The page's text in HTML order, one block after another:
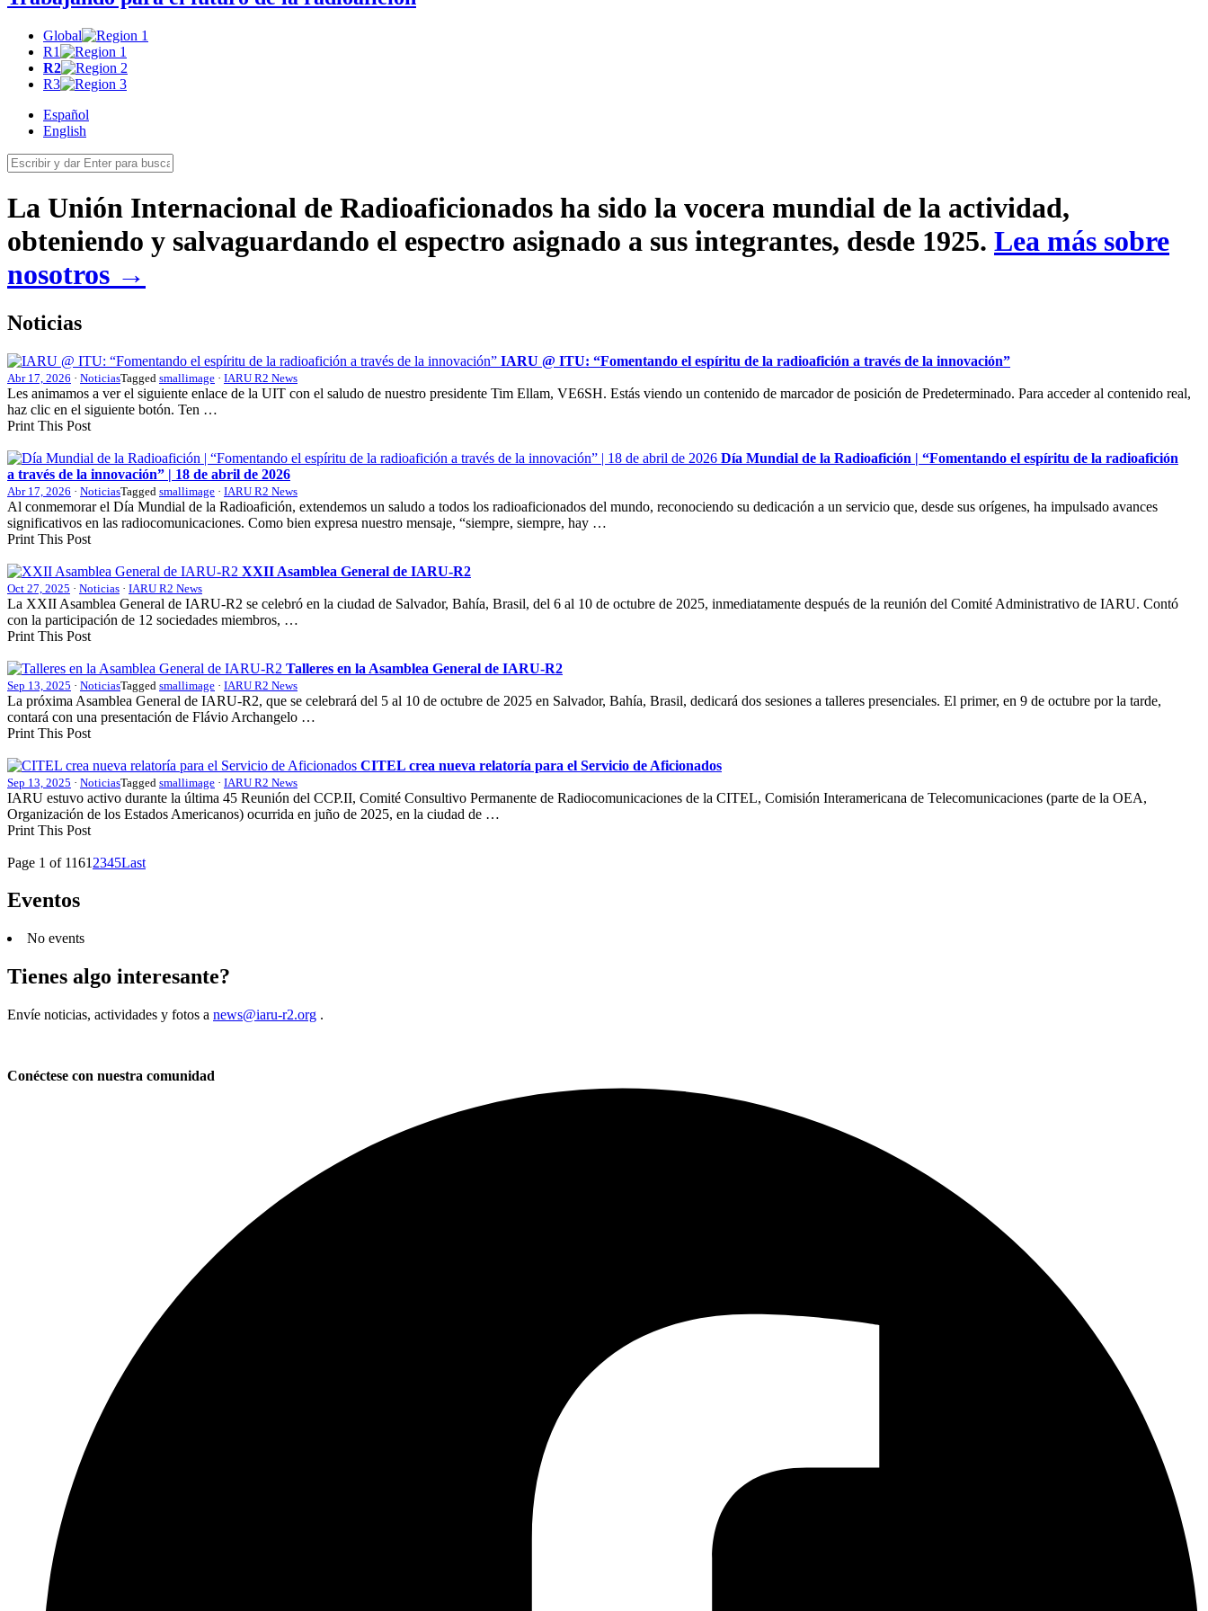
Global
R1
R2
R3
Español
English
La Unión Internacional de Radioaficionados ha sido la vocera mundial de la actividad,
obteniendo y salvaguardando el espectro asignado a sus integrantes, desde 1925. Lea más sobre
nosotros →
Noticias
IARU @ ITU: “Fomentando el espíritu de la radioafición a través de la innovación”
Abr 17, 2026 · NoticiasTagged smallimage · IARU R2 News
Les animamos a ver el siguiente enlace de la UIT con el saludo de nuestro presidente Tim Ellam, VE6SH. Estás viendo un contenido de marcador de posición de Predeterminado. Para acceder al contenido real,
haz clic en el siguiente botón. Ten …
Print This Post
Día Mundial de la Radioafición | “Fomentando el espíritu de la radioafición
a través de la innovación” | 18 de abril de 2026
Abr 17, 2026 · NoticiasTagged smallimage · IARU R2 News
Al conmemorar el Día Mundial de la Radioafición, extendemos un saludo a todos los radioaficionados del mundo, reconociendo su dedicación a un servicio que, desde sus orígenes, ha impulsado avances
significativos en las radiocomunicaciones. Como bien expresa nuestro mensaje, “siempre, siempre, hay …
Print This Post
XXII Asamblea General de IARU-R2
Oct 27, 2025 · Noticias · IARU R2 News
La XXII Asamblea General de IARU-R2 se celebró en la ciudad de Salvador, Bahía, Brasil, del 6 al 10 de octubre de 2025, inmediatamente después de la reunión del Comité Administrativo de IARU. Contó
con la participación de 12 sociedades miembros, …
Print This Post
Talleres en la Asamblea General de IARU-R2
Sep 13, 2025 · NoticiasTagged smallimage · IARU R2 News
La próxima Asamblea General de IARU-R2, que se celebrará del 5 al 10 de octubre de 2025 en Salvador, Bahía, Brasil, dedicará dos sesiones a talleres presenciales. El primer, en 9 de octubre por la tarde,
contará con una presentación de Flávio Archangelo …
Print This Post
CITEL crea nueva relatoría para el Servicio de Aficionados
Sep 13, 2025 · NoticiasTagged smallimage · IARU R2 News
IARU estuvo activo durante la última 45 Reunión del CCP.II, Comité Consultivo Permanente de Radiocomunicaciones de la CITEL, Comisión Interamericana de Telecomunicaciones (parte de la OEA,
Organización de los Estados Americanos) ocurrida en juño de 2025, en la ciudad de …
Print This Post
Page 1 of 1161 2345Last
Eventos
No events
Tienes algo interesante?
Envíe noticias, actividades y fotos a news@iaru-r2.org .
Conéctese con nuestra comunidad